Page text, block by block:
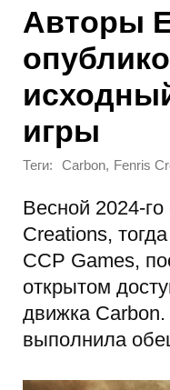
Авторы
игры
Теги: Carbon, Fenris
Весной 2024-го
Creations,
CCP Games,
открытом
движка
выполнила